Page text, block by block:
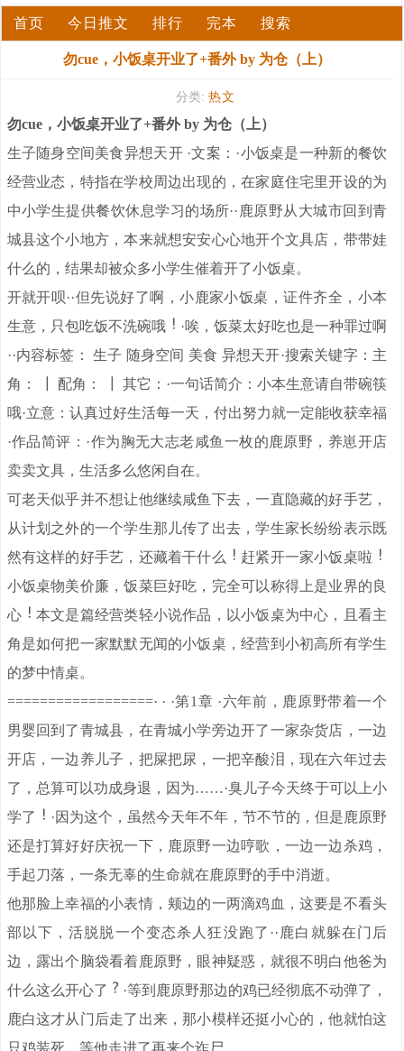
首页 今日推文 排行 完本 搜索
勿cue，小饭桌开业了+番外 by 为仓（上）
分类:热文
勿cue，小饭桌开业了+番外 by 为仓（上）
生子随身空间美食异想天开 ·文案：·小饭桌是一种新的餐饮
经营业态，特指在学校周边出现的，在家庭住宅里开设的为
中小学生提供餐饮休息学习的场所··鹿原野从大城市回到青
城县这个小地方，本来就想安安心心地开个文具店，带带娃
什么的，结果却被众多小学生催着开了小饭桌。
开就开呗··但先说好了啊，小鹿家小饭桌，证件齐全，小本
生意，只包吃饭不洗碗哦
·唉，饭菜太好吃也是一种罪过啊
··内容标签： 生子 随身空间 美食 异想天开·搜索关键字：主
角： ┃ 配角： ┃ 其它：·一句话简介：小本生意请自带碗筷
哦·立意：认真过好生活每一天，付出努力就一定能收获幸福
·作品简评：·作为胸无大志老咸鱼一枚的鹿原野，养崽开店
卖卖文具，生活多么悠闲自在。
可老天似乎并不想让他继续咸鱼下去，一直隐藏的好手艺，
从计划之外的一个学生那儿传了出去，学生家长纷纷表示既
然有这样的好手艺，还藏着干什么
赶紧开一家小饭桌啦
小饭桌物美价廉，饭菜巨好吃，完全可以称得上是业界的良
心
本文是篇经营类轻小说作品，以小饭桌为中心，且看主
角是如何把一家默默无闻的小饭桌，经营到小初高所有学生
的梦中情桌。
==================· · ·第1章 ·六年前，鹿原野带着一个
男婴回到了青城县，在青城小学旁边开了一家杂货店，一边
开店，一边养儿子，把屎把尿，一把辛酸泪，现在六年过去
了，总算可以功成身退，因为……·臭儿子今天终于可以上小
学了
·因为这个，虽然今天年不年，节不节的，但是鹿原野
还是打算好好庆祝一下，鹿原野一边哼歌，一边一边杀鸡，
手起刀落，一条无辜的生命就在鹿原野的手中消逝。
他那脸上幸福的小表情，颊边的一两滴鸡血，这要是不看头
部以下，活脱脱一个变态杀人狂没跑了··鹿白就躲在门后
边，露出个脑袋看着鹿原野，眼神疑惑，就很不明白他爸为
什么这么开心了
·等到鹿原野那边的鸡已经彻底不动弹了，
鹿白这才从门后走了出来，那小模样还挺小心的，他就怕这